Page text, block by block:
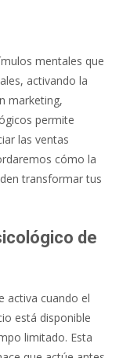
mentales que
activando la
marketing,
permite
las ventas
cómo la
transformar tus
de
activa cuando el
está disponible
limitado. Esta